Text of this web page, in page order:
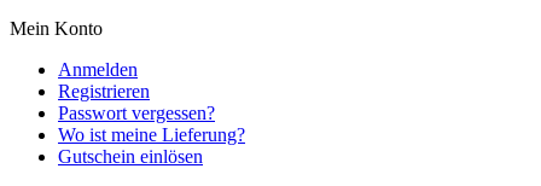
Mein Konto
Anmelden
Registrieren
Passwort vergessen?
Wo ist meine Lieferung?
Gutschein einlösen